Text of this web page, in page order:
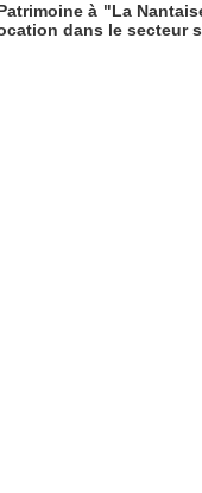
à "La
dans le secteur